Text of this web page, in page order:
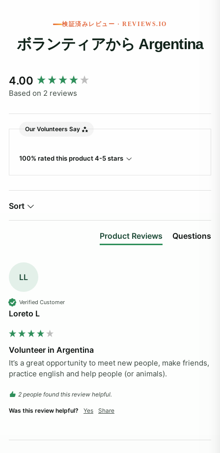
検証済みレビュー · REVIEWS.IO
ボランティアから Argentina
4.00
Based on 2 reviews
Our Volunteers Say
100% rated this product 4-5 stars
Sort
Product Reviews Questions
LL
Verified Customer
Loreto L
Volunteer in Argentina
It’s a great opportunity to meet new people, make friends,
practice english and help people (or animals).
2 people found this review helpful.
Was this review helpful? Yes Share
New content loaded